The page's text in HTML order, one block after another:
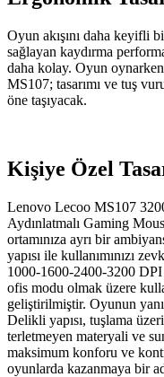
Oyun akışını daha keyifli
sağlayan kaydırma
daha kolay. Oyun
MS107; tasarımı ve tuş
öne taşıyacak.
Kişiye Özel
Lenovo Lecoo MS107
Aydınlatmalı Gaming
ortamınıza ayrı bir
yapısı ile kullanımınızı
1000-1600-2400-3200
ofis modu olmak üzere
geliştirilmiştir. Oyunun
Delikli yapısı, tuşlama
terletmeyen materyali ve
maksimum konforu ve
oyunlarda kazanmaya bir